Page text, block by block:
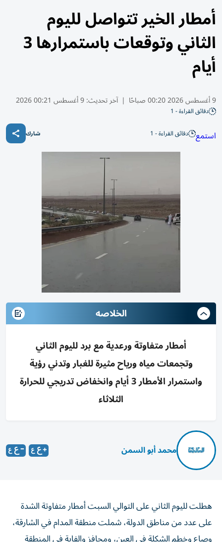
أمطار الخير تتواصل لليوم
الثاني وتوقعات باستمرارها 3
أيام
9 أغسطس 2026 00:20 صباحًا | آخر تحديث:9 أغسطس 00:21 2026
دقائق القراءة - 1
استمع دقائق القراءة - 1 شارك
الخلاصه
أمطار متفاوتة ورعدية مع برد لليوم الثاني
وتجمعات مياه ورياح مثيرة للغبار وتدني رؤية
واستمرار الأمطار 3 أيام وانخفاض تدريجي للحرارة
الثلاثاء
محمد أبو السمن
هطلت لليوم الثاني على التوالي السبت أمطار متفاوتة الشدة
على عدد من مناطق الدولة، شملت منطقة المدام في الشارقة،